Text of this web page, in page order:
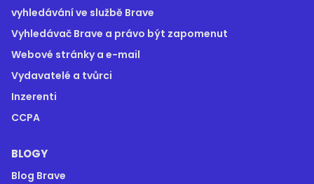
vyhledávání ve službě Brave
Vyhledávač Brave a právo být zapomenut
Webové stránky a e-mail
Vydavatelé a tvůrci
Inzerenti
CCPA
BLOGY
Blog Brave